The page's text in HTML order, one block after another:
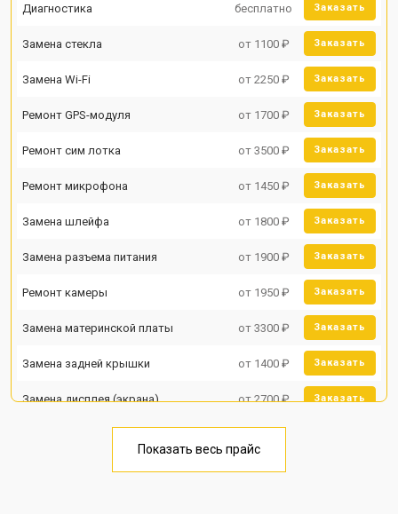
Диагностика бесплатно Заказать
Замена стекла от 1100 ₽ Заказать
Замена Wi-Fi от 2250 ₽ Заказать
Ремонт GPS-модуля от 1700 ₽ Заказать
Ремонт сим лотка от 3500 ₽ Заказать
Ремонт микрофона от 1450 ₽ Заказать
Замена шлейфа от 1800 ₽ Заказать
Замена разъема питания от 1900 ₽ Заказать
Ремонт камеры от 1950 ₽ Заказать
Замена материнской платы от 3300 ₽ Заказать
Замена задней крышки от 1400 ₽ Заказать
Замена дисплея (экрана) от 2700 ₽ Заказать
Замена кнопки включения от 1750 ₽
Показать весь прайс